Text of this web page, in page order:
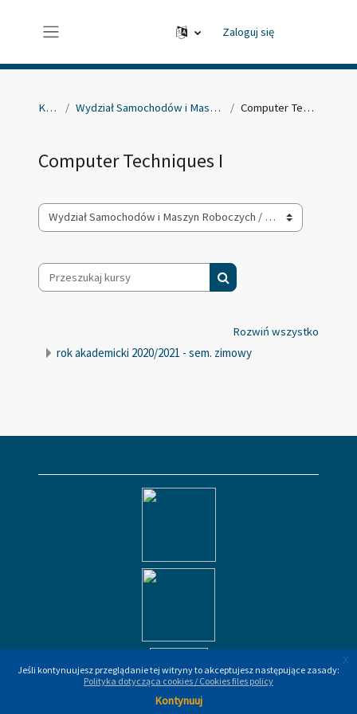
Zaloguj się
Kursy Wydział Samochodów i Maszyn Roboczych Computer Techniques I
Computer Techniques I
Kategorie kursów
Przeszukaj kursy
Przeszukaj kursy
Rozwiń wszystko
rok akademicki 2020/2021 - sem. zimowy
Jeśli kontynuujesz przeglądanie tej witryny to akceptujesz następujące zasady:
Polityka dotycząca cookies / Cookies files policy
Kontynuuj
x
Jeśli kontynuujesz przeglądanie tej witryny to akceptujesz następujące zasady:
Polityka dotycząca cookies / Cookies files policy
Kontynuuj
x